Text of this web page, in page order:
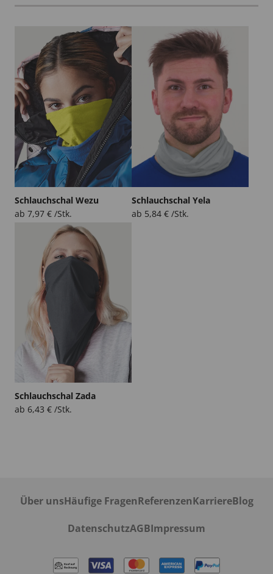
Schlauchschal Wezu
ab 7,97 € /Stk.
Schlauchschal Yela
ab 5,84 € /Stk.
Schlauchschal Zada
ab 6,43 € /Stk.
Über unsHäufige FragenReferenzenKarriereBlog
DatenschutzAGBImpressum